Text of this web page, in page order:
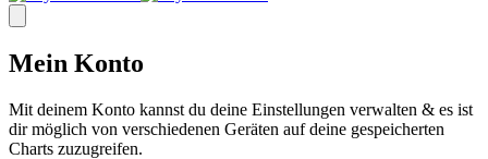
Mein Konto
Mit deinem Konto kannst du deine Einstellungen verwalten & es ist
dir möglich von verschiedenen Geräten auf deine gespeicherten
Charts zuzugreifen.